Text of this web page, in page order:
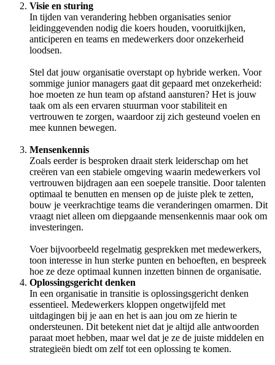
Visie en sturing
In tijden van verandering hebben organisaties senior
leidinggevenden nodig die koers houden, vooruitkijken,
anticiperen en teams en medewerkers door onzekerheid
loodsen.
Stel dat jouw organisatie overstapt op hybride werken. Voor
sommige junior managers gaat dit gepaard met onzekerheid:
hoe moeten ze hun team op afstand aansturen? Het is jouw
taak om als een ervaren stuurman voor stabiliteit en
vertrouwen te zorgen, waardoor zij zich gesteund voelen en
mee kunnen bewegen.
Mensenkennis
Zoals eerder is besproken draait sterk leiderschap om het
creëren van een stabiele omgeving waarin medewerkers vol
vertrouwen bijdragen aan een soepele transitie. Door talenten
optimaal te benutten en mensen op de juiste plek te zetten,
bouw je veerkrachtige teams die veranderingen omarmen. Dit
vraagt niet alleen om diepgaande mensenkennis maar ook om
investeringen.
Voer bijvoorbeeld regelmatig gesprekken met medewerkers,
toon interesse in hun sterke punten en behoeften, en bespreek
hoe ze deze optimaal kunnen inzetten binnen de organisatie.
Oplossingsgericht denken
In een organisatie in transitie is oplossingsgericht denken
essentieel. Medewerkers kloppen ongetwijfeld met
uitdagingen bij je aan en het is aan jou om ze hierin te
ondersteunen. Dit betekent niet dat je altijd alle antwoorden
paraat moet hebben, maar wel dat je ze de juiste middelen en
strategieën biedt om zelf tot een oplossing te komen.